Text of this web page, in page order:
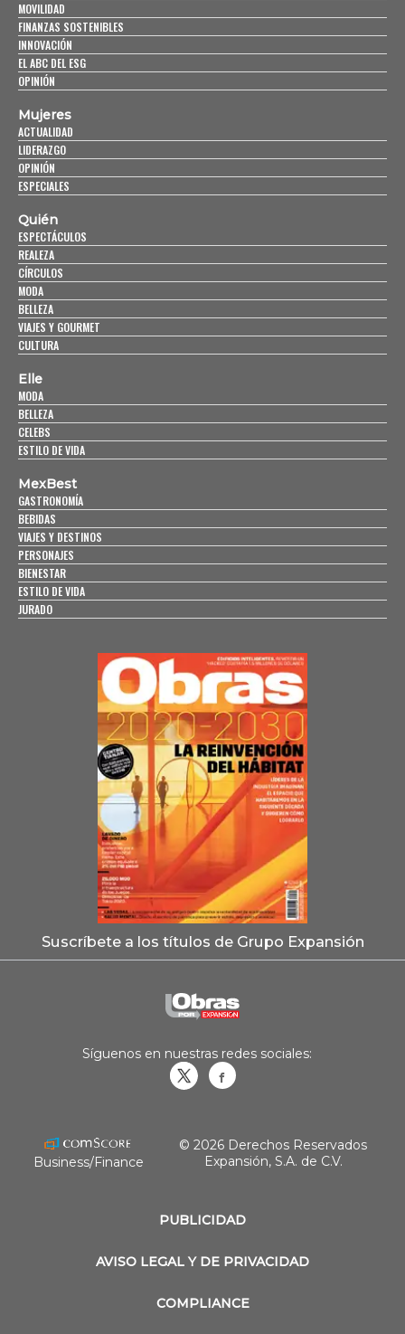
MOVILIDAD
FINANZAS SOSTENIBLES
INNOVACIÓN
EL ABC DEL ESG
OPINIÓN
Mujeres
ACTUALIDAD
LIDERAZGO
OPINIÓN
ESPECIALES
Quién
ESPECTÁCULOS
REALEZA
CÍRCULOS
MODA
BELLEZA
VIAJES Y GOURMET
CULTURA
Elle
MODA
BELLEZA
CELEBS
ESTILO DE VIDA
MexBest
GASTRONOMÍA
BEBIDAS
VIAJES Y DESTINOS
PERSONAJES
BIENESTAR
ESTILO DE VIDA
JURADO
Suscríbete a los títulos de Grupo Expansión
PUBLICIDAD
AVISO LEGAL Y DE PRIVACIDAD
COMPLIANCE
Síguenos en nuestras redes sociales:
Business/Finance
© 2026 Derechos Reservados
Expansión, S.A. de C.V.